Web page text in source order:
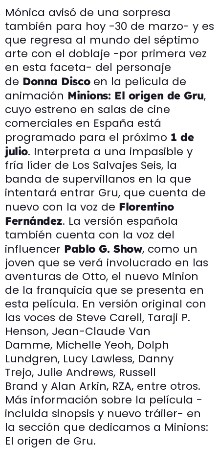
Mónica avisó de una sorpresa
también para hoy -30 de marzo- y es
que regresa al mundo del séptimo
arte con el doblaje -por primera vez
en esta faceta- del personaje
de Donna Discoen la película de
animación Minions: El origen de Gru,
cuyo estreno en salas de cine
comerciales en España está
programado para el próximo 1 de
julio. Interpreta a una impasible y
fría líder de Los Salvajes Seis, la
banda de supervillanos en la que
intentará entrar Gru, que cuenta de
nuevo con la voz de Florentino
Fernández. La versión española
también cuenta con la voz del
influencer Pablo G. Show, como un
joven que se verá involucrado en las
aventuras de Otto, el nuevo Minion
de la franquicia que se presenta en
esta película. En versión original con
las voces de Steve Carell, Taraji P.
Henson, Jean-Claude Van
Damme, Michelle Yeoh, Dolph
Lundgren, Lucy Lawless, Danny
Trejo, Julie Andrews, Russell
Brand y Alan Arkin, RZA, entre otros.
Más información sobre la película -
incluida sinopsis y nuevo tráiler- en
la sección que dedicamos a Minions:
El origen de Gru.